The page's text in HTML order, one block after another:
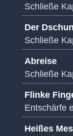
Schließe
Der
Schließe
Abreise
Schließe
Flinke
Entschärfe
Heißes